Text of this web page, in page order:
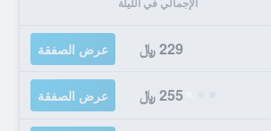
229 ﷼ عرض الصفقة
255 ﷼ عرض الصفقة